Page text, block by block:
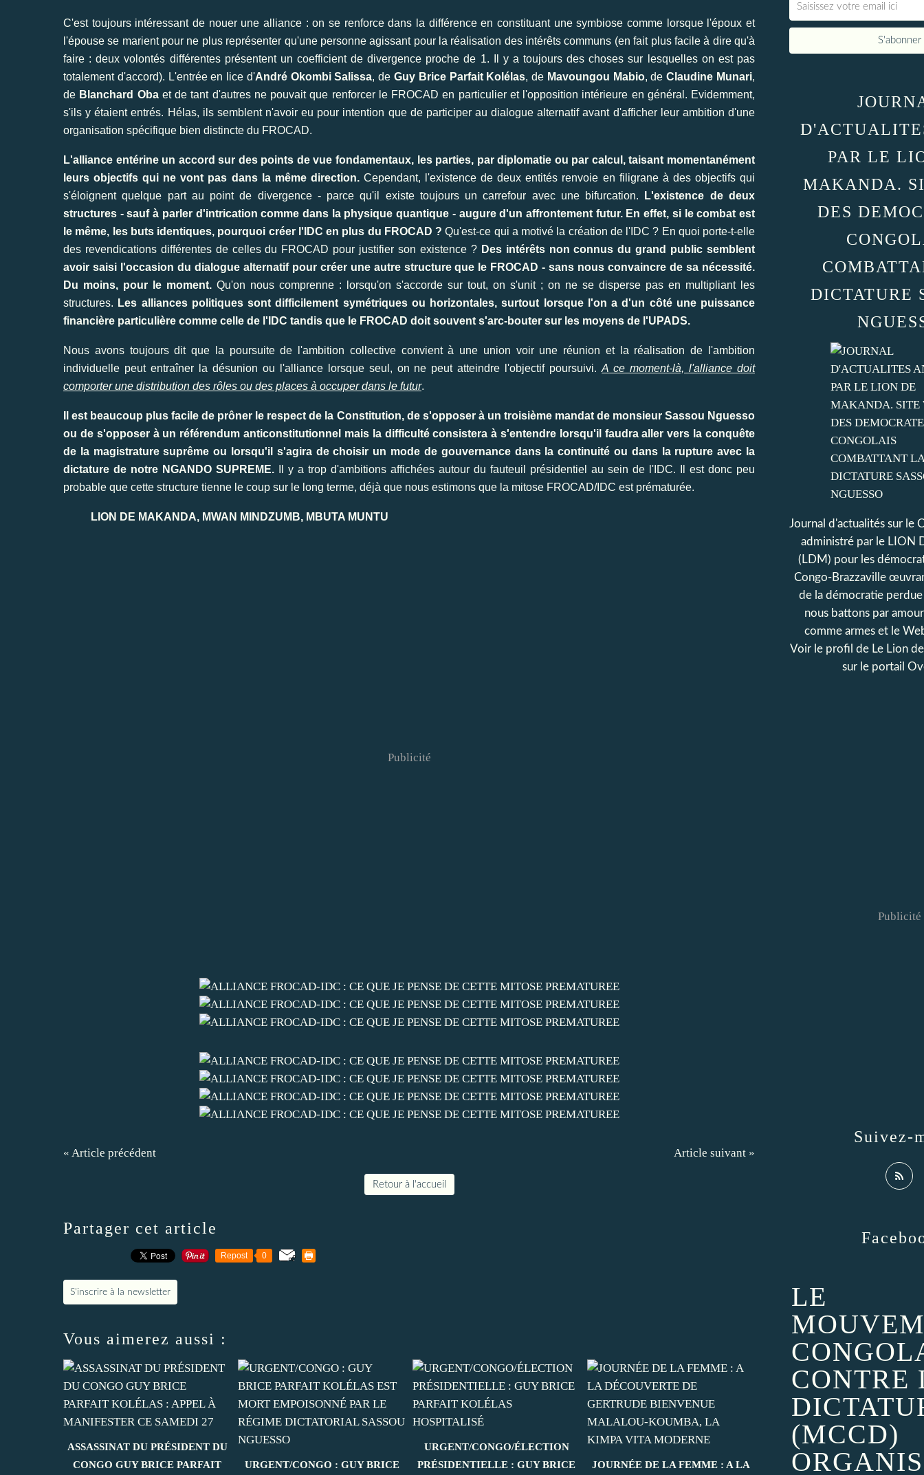
C'est toujours intéressant de nouer une alliance : on se renforce dans la différence en constituant une symbiose comme lorsque l'époux et
l'épouse se marient pour ne plus représenter qu'une personne agissant pour la réalisation des intérêts communs (en fait plus facile à dire qu'à
faire : deux volontés différentes présentent un coefficient de divergence proche de 1. Il y a toujours des choses sur lesquelles on est pas
totalement d'accord). L'entrée en lice d'André Okombi Salissa, deGuy Brice Parfait Kolélas, de Mavoungou Mabio, deClaudine Munari,
de Blanchard Obaet de tant d'autres ne pouvait que renforcer le FROCAD en particulier et l'opposition intérieure en général. Evidemment,
s'ils y étaient entrés. Hélas, ils semblent n'avoir eu pour intention que de participer au dialogue alternatif avant d'afficher leur ambition d'une
organisation spécifique bien distincte du FROCAD.
L'alliance entérine un accord sur des points de vue fondamentaux, les parties, par diplomatie ou par calcul, taisant momentanément
leurs objectifs qui ne vont pas dans la même direction.Cependant, l'existence de deux entités renvoie en filigrane à des objectifs qui
s'éloignent quelque part au point de divergence - parce qu'il existe toujours un carrefour avec une bifurcation.
L'existence de deux
structures - sauf à parler d'intrication comme dans la physique quantique - augure d'un affrontement futur. En effet, si le combat est
le même, les buts identiques, pourquoi créer l'IDC en plus du FROCAD ? Qu'est-ce qui a motivé la création de l'IDC ? En quoi porte-t-elle
des revendications différentes de celles du FROCAD pour justifier son existence ? Des intérêts non connus du grand public semblent
avoir saisi l'occasion du dialogue alternatif pour créer une autre structure que le FROCAD - sans nous convaincre de sa nécessité.
Du moins, pour le moment. Qu'on nous comprenne : lorsqu'on s'accorde sur tout, on s'unit ; on ne se disperse pas en multipliant les
structures. Les alliances politiques sont difficilement symétriques ou horizontales, surtout lorsque l'on a d'un côté une puissance
financière particulière comme celle de l'IDC tandis que le FROCAD doit souvent s'arc-bouter sur les moyens de l'UPADS.
Nous avons toujours dit que la poursuite de l'ambition collective convient à une union voir une réunion et la réalisation de l'ambition
individuelle peut entraîner la désunion ou l'alliance lorsque seul, on ne peut atteindre l'objectif poursuivi.A ce moment-là, l'alliance doit
comporter une distribution des rôles ou des places à occuper dans le futur.
Il est beaucoup plus facile de prôner le respect de la Constitution, de s'opposer à un troisième mandat de monsieur Sassou Nguesso
ou de s'opposer à un référendum anticonstitutionnel mais la difficulté consistera à s'entendre lorsqu'il faudra aller vers la conquête
de la magistrature suprême ou lorsqu'il s'agira de choisir un mode de gouvernance dans la continuité ou dans la rupture avec la
dictature de notre NGANDO SUPREME. Il y a trop d'ambitions affichées autour du fauteuil présidentiel au sein de l'IDC. Il est donc peu
probable que cette structure tienne le coup sur le long terme, déjà que nous estimons que la mitose FROCAD/IDC est prématurée.
LION DE MAKANDA, MWAN MINDZUMB, MBUTA MUNTU
Publicité
« Article précédent Article suivant »
Retour à l'accueil
Partager cet article
Repost 0
S'inscrire à la newsletter
Vous aimerez aussi :
ASSASSINAT DU PRÉSIDENT DU
CONGO GUY BRICE PARFAIT
URGENT/CONGO : GUY BRICE
URGENT/CONGO/ÉLECTION
PRÉSIDENTIELLE : GUY BRICE
JOURNÉE DE LA FEMME : A LA
PAR LE
MAKANDA.
DES
DICTATURE
Journal d'actualités sur le
administré par le LION
(LDM) pour les
Congo-Brazzaville
de la démocratie
nous battons par
comme armes et le
Voir le profil de Le Lion
sur le portail
Suivez-
LE
CONTRE
(MCCD)
Publicité